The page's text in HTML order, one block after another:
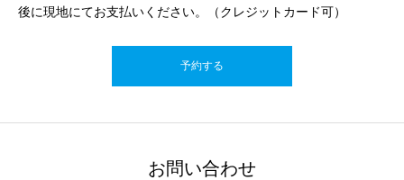
後に現地にてお支払いください。（クレジットカード可）
予約する
お問い合わせ